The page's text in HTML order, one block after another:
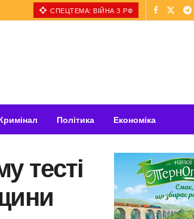
СПЕЦТЕМА: ВІЙНА З РФ
Політика Економіка
тесті